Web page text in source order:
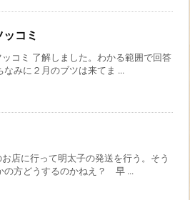
コミ
ッコミ 了解しました。わかる範囲で回答
なみに２月のブツは来てま ...
店に行って明太子の発送を行う。そう
の方どうするのかねえ？ 早 ...